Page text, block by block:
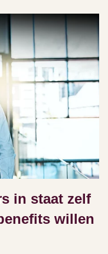
in staat zelf
willen